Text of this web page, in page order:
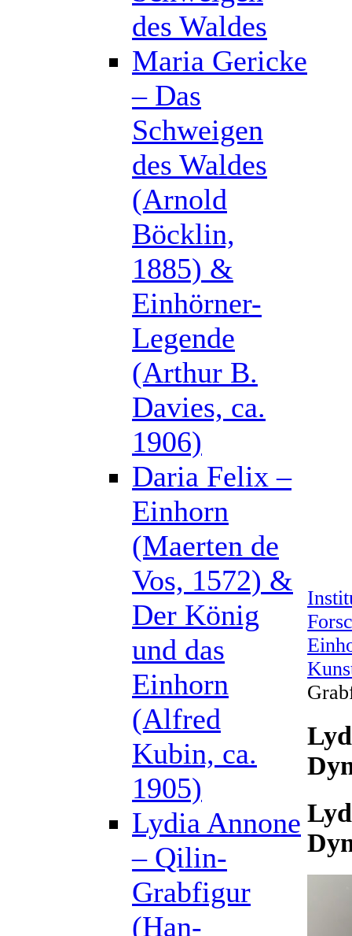
des Waldes
Maria Gericke
– Das
Schweigen
des Waldes
(Arnold
Böcklin,
1885) &
Einhörner-
Legende
(Arthur B.
Davies, ca.
1906)
Daria Felix –
Einhorn
(Maerten de
Vos, 1572) &
Der König
und das
Einhorn
(Alfred
Kubin, ca.
1905)
Lydia Annone
– Qilin-
Grabfigur
(Han-